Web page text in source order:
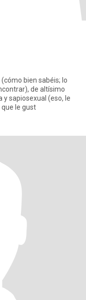
bien sabéis; lo
de altísimo
y sapiosexual (eso, le
que le gust